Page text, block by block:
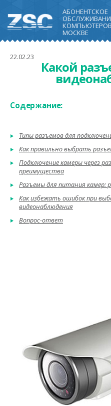
АБОНЕНТСКОЕ
МОСКВЕ
22.02.23
Какой
Содержание:
Типы разъемов для
Как правильно выбрать
Подключение камеры через
преимущества
Разъемы для питания камер:
Как избежать ошибок при
видеонаблюдения
Вопрос-ответ